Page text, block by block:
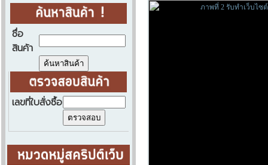
ชื่อ
สินค้า
เลขที่ใบสั่งซื้อ